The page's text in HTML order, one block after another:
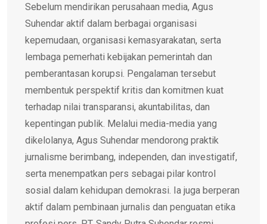
Sebelum mendirikan perusahaan media, Agus
Suhendar aktif dalam berbagai organisasi
kepemudaan, organisasi kemasyarakatan, serta
lembaga pemerhati kebijakan pemerintah dan
pemberantasan korupsi. Pengalaman tersebut
membentuk perspektif kritis dan komitmen kuat
terhadap nilai transparansi, akuntabilitas, dan
kepentingan publik. Melalui media-media yang
dikelolanya, Agus Suhendar mendorong praktik
jurnalisme berimbang, independen, dan investigatif,
serta menempatkan pers sebagai pilar kontrol
sosial dalam kehidupan demokrasi. Ia juga berperan
aktif dalam pembinaan jurnalis dan penguatan etika